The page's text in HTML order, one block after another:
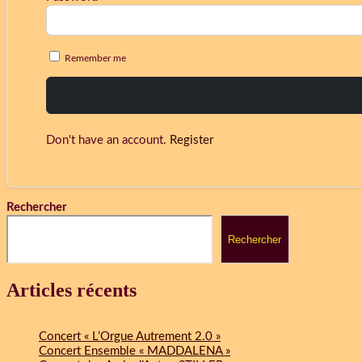
Remember me
Don't have an account. Register
Rechercher
Rechercher
Articles récents
Concert « L’Orgue Autrement 2.0 »
Concert Ensemble « MADDALENA »